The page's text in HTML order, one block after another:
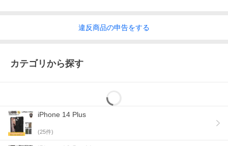
ます。
違反商品の申告をする
カテゴリから探す
iPhone 14 Plus
(25件)